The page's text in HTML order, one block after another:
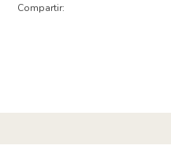
Compartir: